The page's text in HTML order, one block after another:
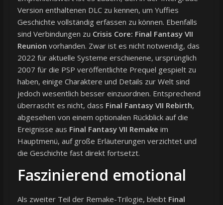
Version enthaltenen DLC zu kennen, um Yuffies
Geschichte vollständig erfassen zu können. Ebenfalls
sind Verbindungen zu Crisis Core: Final Fantasy VII
Reunion vorhanden. Zwar ist es nicht notwendig, das
2022 für aktuelle Systeme erschienene, ursprünglich
2007 für die PSP veröffentlichte Prequel gespielt zu
haben, einige Charaktere und Details zur Welt sind
jedoch wesentlich besser einzuordnen. Entsprechend
überrascht es nicht, dass Final Fantasy VII Rebirth,
abgesehen von einem optionalen Rückblick auf die
Ereignisse aus Final Fantasy VII Remake im
Hauptmenü, auf große Erläuterungen verzichtet und
die Geschichte fast direkt fortsetzt.
Faszinierend emotional
Als zweiter Teil der Remake-Trilogie, bleibt Final